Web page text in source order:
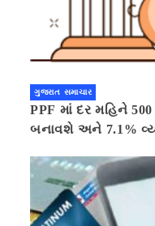
ગુજરાત સમાચાર
PPF માં દર મહિને
બનાવશે અને 7.1%